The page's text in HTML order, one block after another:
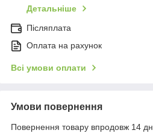
Детальніше
Післяплата
Оплата на рахунок
Всі умови оплати
Умови повернення
Повернення товару впродовж 14